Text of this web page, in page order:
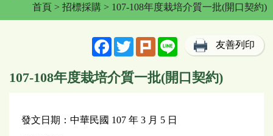
首頁 > 招標採購 > 107-108年度栽培介質一批(開口契約)
FacebookTwitterPlurk Line 友善列印
107-108年度栽培介質一批(開口契約)
發文日期：中華民國 107 年 3 月 5 日